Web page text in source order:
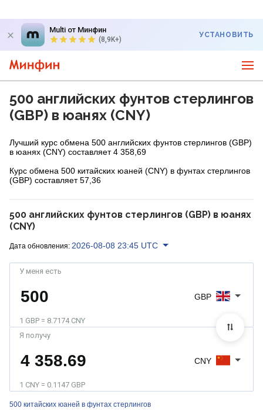
Multi от Минфин
(8,9K+)
УСТАНОВИТЬ
500 английских фунтов стерлингов
(GBP) в юанях (CNY)
Лучший курс обмена 500 английских фунтов стерлингов (GBP)
в юанях (CNY) составляет 4 358,69
Курс обмена 500 китайских юаней (CNY) в фунтах стерлингов
(GBP) составляет 57,36
500 английских фунтов стерлингов (GBP) в юанях
(CNY)
Дата обновления: 2026-08-08 23:45 UTC
500 китайских юаней в фунтах стерлингов
У меня есть
1 GBP = 8.7174 CNY
GBP
Я получу
1 CNY = 0.1147 GBP
CNY